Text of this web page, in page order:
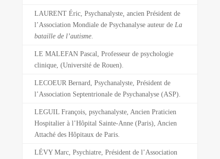
LAURENT Éric, Psychanalyste, ancien Président de
l’Association Mondiale de Psychanalyse auteur de La
bataille de l’autisme.
LE MALEFAN Pascal, Professeur de psychologie
clinique, (Université de Rouen).
LECOEUR Bernard, Psychanalyste, Président de
l’Association Septentrionale de Psychanalyse (ASP).
LEGUIL François, psychanalyste, Ancien Praticien
Hospitalier à l’Hôpital Sainte-Anne (Paris), Ancien
Attaché des Hôpitaux de Paris.
LÉVY Marc, Psychiatre, Président de l’Association